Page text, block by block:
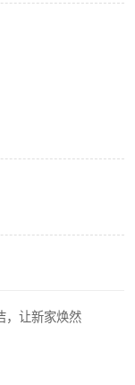
让新家焕然